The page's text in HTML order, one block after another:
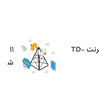
راهنمای قدم به قدم اینترنت TD-